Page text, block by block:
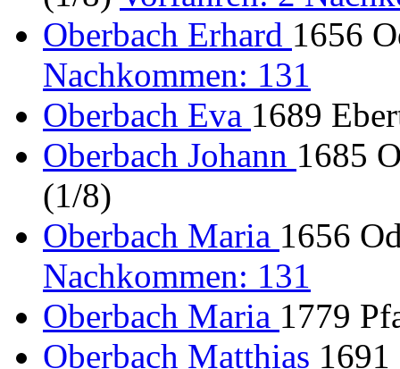
Oberbach Erhard 1656
Nachkommen: 131
Oberbach Eva 1689
Oberbach Johann 1685
(1/8)
Oberbach Maria 1656
Nachkommen: 131
Oberbach Maria 1779
Oberbach Matthias